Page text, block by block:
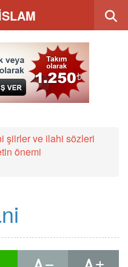
şiirler ve ilahi sözleri
önemi